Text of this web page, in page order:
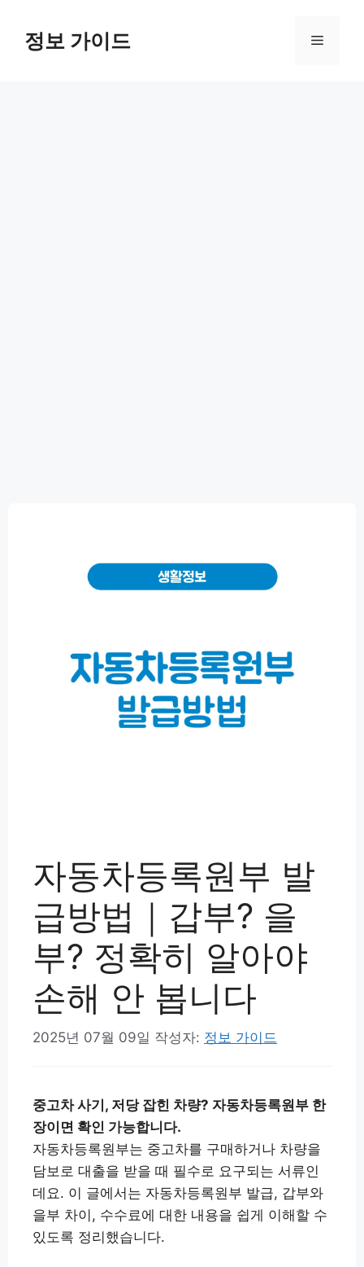
정보 가이드 메
자동차등록원부 발
급방법｜갑부? 을
부? 정확히 알아야
손해 안 봅니다
2025년 07월 09일 작성자: 정보 가이드
중고차 사기, 저당 잡힌 차량? 자동차등록원부 한
장이면 확인 가능합니다.
자동차등록원부는 중고차를 구매하거나 차량을
담보로 대출을 받을 때 필수로 요구되는 서류인
데요. 이 글에서는 자동차등록원부 발급, 갑부와
을부 차이, 수수료에 대한 내용을 쉽게 이해할 수
있도록 정리했습니다.